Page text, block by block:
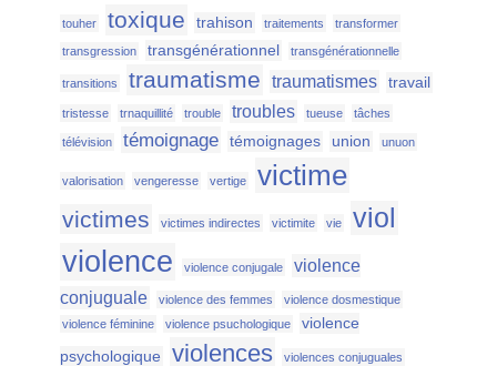
touher toxique trahison traitements transformer
transgression transgénérationnel transgénérationnelle
transitions traumatisme traumatismes travail
tristesse trnaquillité trouble troubles tueuse tâches
télévision témoignage témoignages union unuon
valorisation vengeresse vertige victime
victimes victimes indirectes victimite vie viol
violence violence conjugale
violence
conjuguale
violence des femmes
violence dosmestique
violence féminine
violence psuchologique
violence
psychologique
violences violences conjuguales